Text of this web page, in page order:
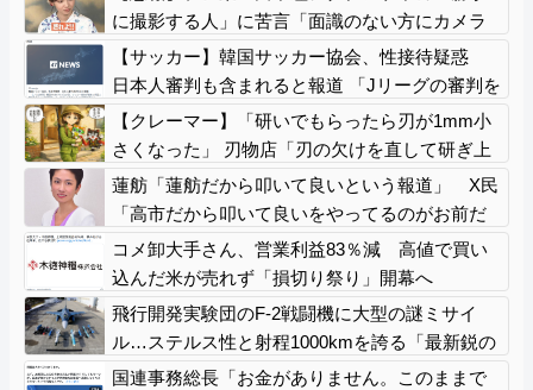
に撮影する人」に苦言「面識のない方にカメラ
を向けられるのは恐怖」
【サッカー】韓国サッカー協会、性接待疑惑
日本人審判も含まれると報道 「Jリーグの審判を
統括する人物」
【クレーマー】「研いでもらったら刃が1mm小
さくなった」 刃物店「刃の欠けを直して研ぎ上
げる以上、物理的に鉄が削れてサイズが変わる
のは当たり前なんですが…」
蓮舫「蓮舫だから叩いて良いという報道」 X民
「高市だから叩いて良いをやってるのがお前だ
ろ」
コメ卸大手さん、営業利益83％減 高値で買い
込んだ米が売れず「損切り祭り」開幕へ
飛行開発実験団のF-2戦闘機に大型の謎ミサイ
ル…ステルス性と射程1000kmを誇る「最新鋭の
空母キラー」か？！
国連事務総長「お金がありません。このままで